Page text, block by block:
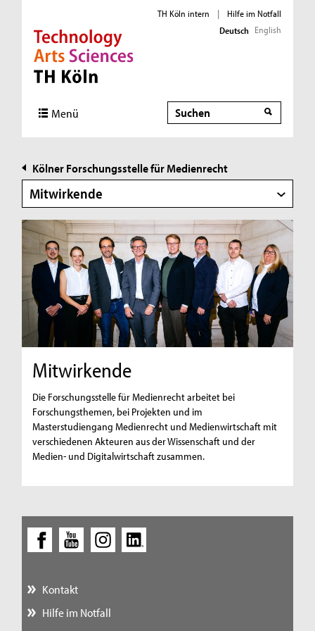
Direkt zur Hauptnavigation
Direkt zur Subnavigation
Direkt zum Inhalt
Direkt zum Fußbereich
TH Köln intern |
Hilfe im Notfall
Deutsch English
Menü Suche
Suche
Kölner Forschungsstelle für Medienrecht
Mitwirkende
Mitwirkende
Die Forschungsstelle für Medienrecht arbeitet bei
Forschungsthemen, bei Projekten und im
Masterstudiengang Medienrecht und Medienwirtschaft mit
verschiedenen Akteuren aus der Wissenschaft und der
Medien- und Digitalwirtschaft zusammen.
Kontakt
Hilfe im Notfall